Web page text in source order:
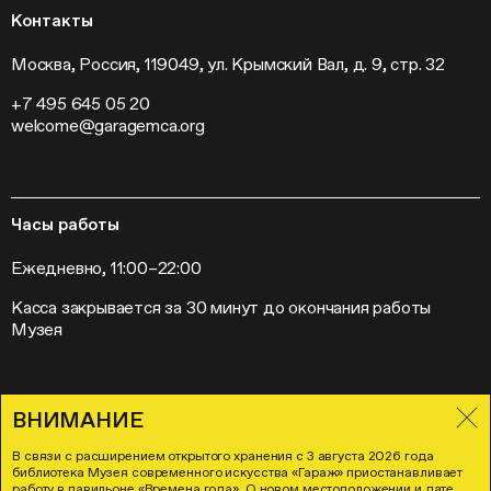
ВНИМАНИЕ
В связи с расширением открытого хранения с 3 августа 2026 года
библиотека Музея современного искусства «Гараж» приостанавливает
Кинопрограмма
Выставки
Слет институций современного искусства
Пресса
Контакты
Контакты
Москва, Россия, 119049, ул. Крымский Вал, д. 9, стр. 32
+7 495 645 05 20
welcome@garagemca.org
Часы работы
Ежедневно, 11:00–22:00
Касса закрывается за 30 минут до окончания работы
Музея
Правила посещения Музея «Гараж»
Политика в отношении обработки и защиты персональных данных
Согласие на осуществление рекламно-информационных рассылок